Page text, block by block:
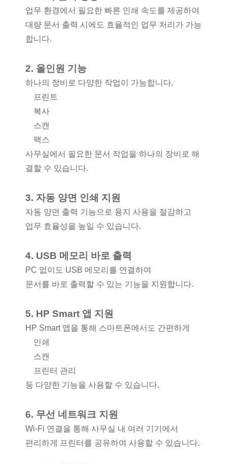
업무 환경에서 필요한 빠른 인쇄 속도를 제공하여
대량 문서 출력 시에도 효율적인 업무 처리가 가능
합니다.
2. 올인원 기능
하나의 장비로 다양한 작업이 가능합니다.
프린트
복사
스캔
팩스
사무실에서 필요한 문서 작업을 하나의 장비로 해
결할 수 있습니다.
3. 자동 양면 인쇄 지원
자동 양면 출력 기능으로 용지 사용을 절감하고
업무 효율성을 높일 수 있습니다.
4. USB 메모리 바로 출력
PC 없이도 USB 메모리를 연결하여
문서를 바로 출력할 수 있는 기능을 지원합니다.
5. HP Smart 앱 지원
HP Smart 앱을 통해 스마트폰에서도 간편하게
인쇄
스캔
프린터 관리
등 다양한 기능을 사용할 수 있습니다.
6. 무선 네트워크 지원
Wi-Fi 연결을 통해 사무실 내 여러 기기에서
편리하게 프린터를 공유하여 사용할 수 있습니다.